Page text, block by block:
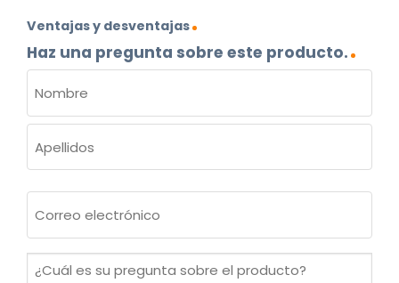
Ventajas y desventajas
Haz una pregunta sobre este producto.
(OBLIGATORIO)
Nombre
electrónico
¿Cuál